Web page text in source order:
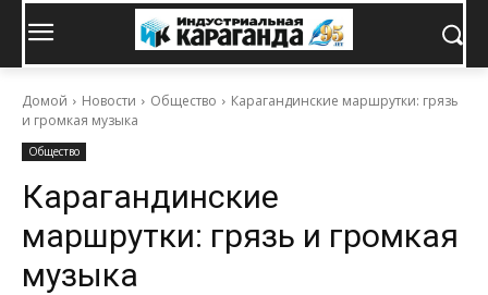
Домой Новости Общество
Карагандинские маршрутки: грязь
и громкая музыка
Общество
Карагандинские
маршрутки: грязь и громкая
музыка